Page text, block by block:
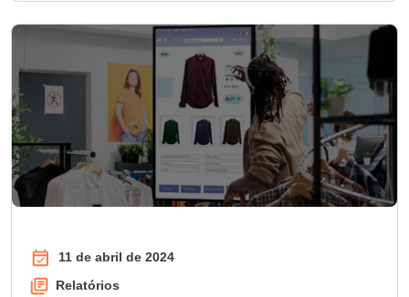
11 de abril de 2024
Relatórios